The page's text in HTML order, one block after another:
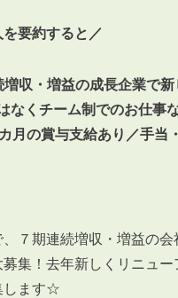
要約すると／
増収・増益の成長企業で
なくチーム制でのお仕事
月の賞与支給あり／手当
、７期連続増収・増益の
集！去年新しくリニュ
します☆